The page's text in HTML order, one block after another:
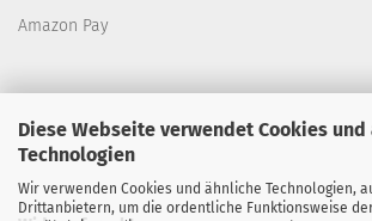
Diese Webseite verwendet Cookies und
Technologien
Wir verwenden Cookies und ähnliche Technologien,
Drittanbietern, um die ordentliche Funktionsweise
Amazon Pay